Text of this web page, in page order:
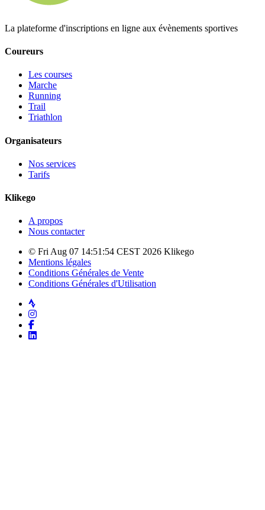
La plateforme d'inscriptions en ligne aux évènements sportives
Coureurs
Les courses
Marche
Running
Trail
Triathlon
Organisateurs
Nos services
Tarifs
Klikego
A propos
Nous contacter
© Fri Aug 07 14:51:54 CEST 2026 Klikego
Mentions légales
Conditions Générales de Vente
Conditions Générales d'Utilisation
Strava
Instagram
Facebook
LinkedIn